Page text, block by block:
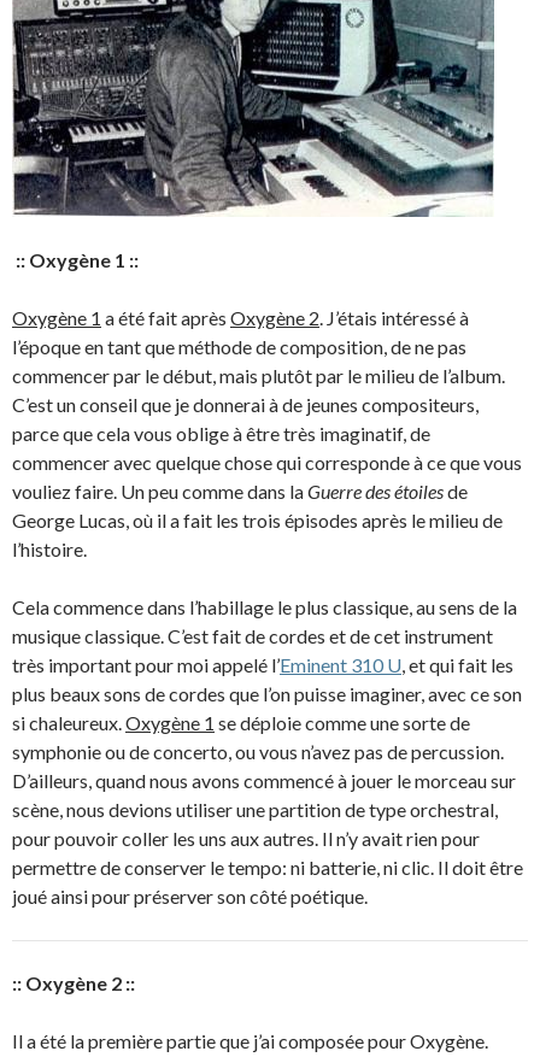
:: Oxygène 1 ::
Oxygène 1 a été fait après Oxygène 2. J’étais intéressé à
l’époque en tant que méthode de composition, de ne pas
commencer par le début, mais plutôt par le milieu de l’album.
C’est un conseil que je donnerai à de jeunes compositeurs,
parce que cela vous oblige à être très imaginatif, de
commencer avec quelque chose qui corresponde à ce que vous
vouliez faire. Un peu comme dans laGuerre des étoilesde
George Lucas, où il a fait les trois épisodes après le milieu de
l’histoire.
Cela commence dans l’habillage le plus classique, au sens de la
musique classique. C’est fait de cordes et de cet instrument
très important pour moi appelé l’Eminent 310 U, et qui fait les
plus beaux sons de cordes que l’on puisse imaginer, avec ce son
si chaleureux.Oxygène 1 se déploie comme une sorte de
symphonie ou de concerto, ou vous n’avez pas de percussion.
D’ailleurs, quand nous avons commencé à jouer le morceau sur
scène, nous devions utiliser une partition de type orchestral,
pour pouvoir coller les uns aux autres. Il n’y avait rien pour
permettre de conserver le tempo: ni batterie, ni clic. Il doit être
joué ainsi pour préserver son côté poétique.
:: Oxygène 2 ::
Il a été la première partie que j’ai composée pour Oxygène.